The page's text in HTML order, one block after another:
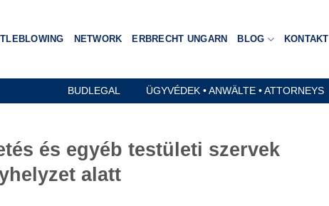
NETWORK ERBRECHT UNGARN BLOG KONTAKT
BUDLEGAL ÜGYVÉDEK • ANWÄLTE • ATTORNEYS
és egyéb testületi szervek
alatt